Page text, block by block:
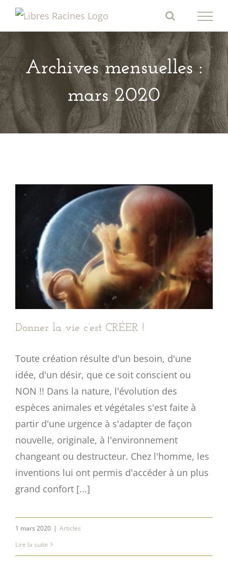
Passer
contenu
Archives mensuelles :
mars 2020
Donner la vie c’est CRÉER !
Toute création résulte d'un besoin, d'une
idée, d'un désir, que ce soit conscient ou
NON !! Dans la nature, l'évolution des
espèces animales et végétales s'est faite à
partir d'une urgence à s'adapter de façon
nouvelle, originale, à l'environnement
changeant ou destructeur. Chez l'homme, les
inventions lui ont permis d'accéder à un plus
grand confort [...]
1 mars 2020 | Articles
Lire la suite